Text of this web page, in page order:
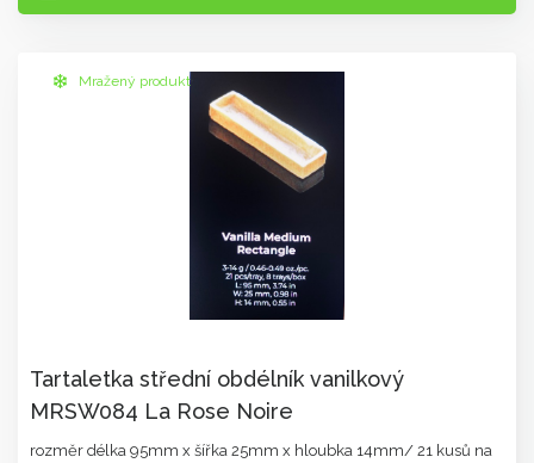
Mražený produkt
Tartaletka střední obdélník vanilkový
MRSW084 La Rose Noire
rozměr délka 95mm x šířka 25mm x hloubka 14mm/ 21 kusů na